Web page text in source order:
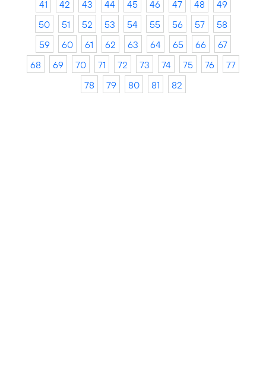
41
42 43 44 45 46 47 48
49
50
51 52 53 54 55 56 57
58
59
60 61 62 63 64 65 66
67
68
69 70 71 72 73 74 75 76
77
78
79 80 81 82